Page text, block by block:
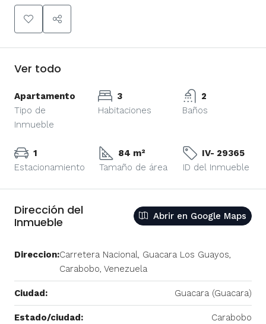
Ver todo
Apartamento
Tipo de
Inmueble
3
Habitaciones
2
Baños
1
Estacionamiento
84 m²
Tamaño de área
IV- 29365
ID del Inmueble
Dirección del
Inmueble
Abrir en Google Maps
Direccion:Carretera Nacional, Guacara Los Guayos,
Carabobo, Venezuela
Ciudad: Guacara (Guacara)
Estado/ciudad: Carabobo